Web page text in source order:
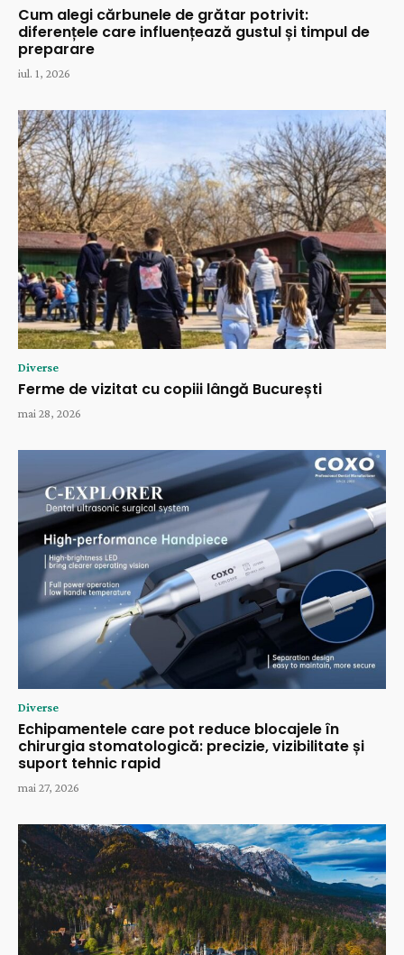
Cum alegi cărbunele de grătar potrivit:
diferențele care influențează gustul și timpul de
preparare
iul. 1, 2026
Diverse
Ferme de vizitat cu copiii lângă București
mai 28, 2026
Diverse
Echipamentele care pot reduce blocajele în
chirurgia stomatologică: precizie, vizibilitate și
suport tehnic rapid
mai 27, 2026